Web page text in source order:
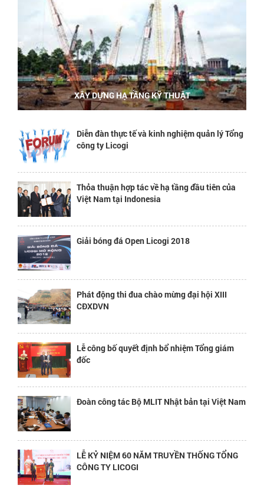
XÂY DỰNG HẠ TẦNG KỸ THUẬT
Diễn đàn thực tế và kinh nghiệm quản lý Tổng
công ty Licogi
Thỏa thuận hợp tác về hạ tầng đầu tiên của
Việt Nam tại Indonesia
Giải bóng đá Open Licogi 2018
Phát động thi đua chào mừng đại hội XIII
CĐXDVN
Lễ công bố quyết định bổ nhiệm Tổng giám
đốc
Đoàn công tác Bộ MLIT Nhật bản tại Việt Nam
LỄ KỶ NIỆM 60 NĂM TRUYỀN THỐNG TỔNG
CÔNG TY LICOGI